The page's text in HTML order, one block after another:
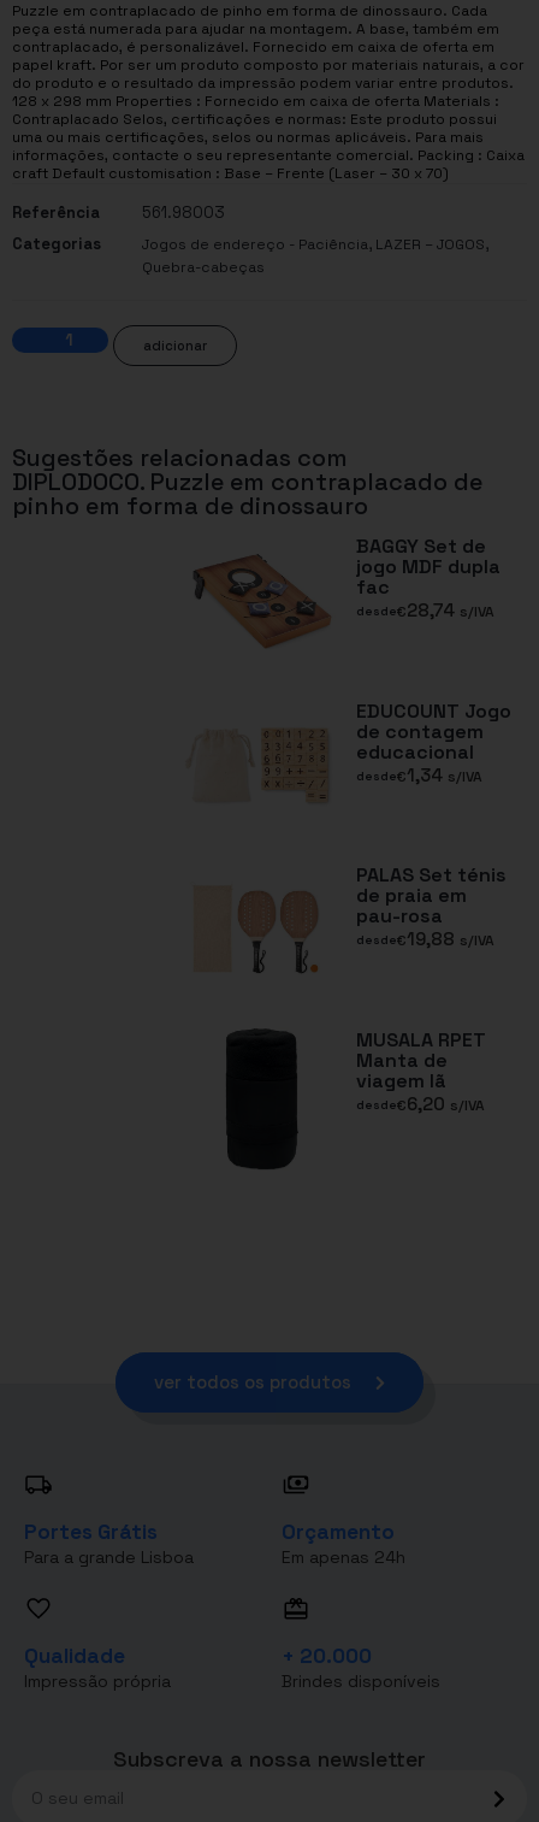
Puzzle em contraplacado de pinho em forma de dinossauro. Cada
peça está numerada para ajudar na montagem. A base, também em
contraplacado, é personalizável. Fornecido em caixa de oferta em
papel kraft. Por ser um produto composto por materiais naturais, a cor
do produto e o resultado da impressão podem variar entre produtos.
128 x 298 mm Properties : Fornecido em caixa de oferta Materials :
Contraplacado Selos, certificações e normas: Este produto possui
uma ou mais certificações, selos ou normas aplicáveis. Para mais
informações, contacte o seu representante comercial. Packing : Caixa
craft Default customisation : Base – Frente (Laser – 30 x 70)
Referência
561.98003
Categorias
Jogos de endereço - Paciência, LAZER – JOGOS,
Quebra-cabeças
adicionar
Sugestões relacionadas com
DIPLODOCO. Puzzle em contraplacado de
pinho em forma de dinossauro
BAGGY Set de
jogo MDF dupla
fac
desde€28,74 s/IVA
EDUCOUNT Jogo
de contagem
educacional
desde€1,34 s/IVA
PALAS Set ténis
de praia em
pau-rosa
desde€19,88 s/IVA
MUSALA RPET
Manta de
viagem lã
desde€6,20 s/IVA
ver todos os produtos
Portes Grátis
Para a grande Lisboa
Orçamento
Em apenas 24h
Qualidade
Impressão própria
+ 20.000
Brindes disponíveis
Subscreva a nossa newsletter